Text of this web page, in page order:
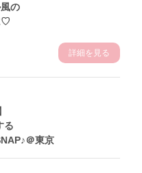
の
♡
詳細を見る
る
＠東京